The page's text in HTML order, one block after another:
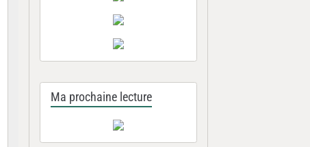
Ma prochaine lecture